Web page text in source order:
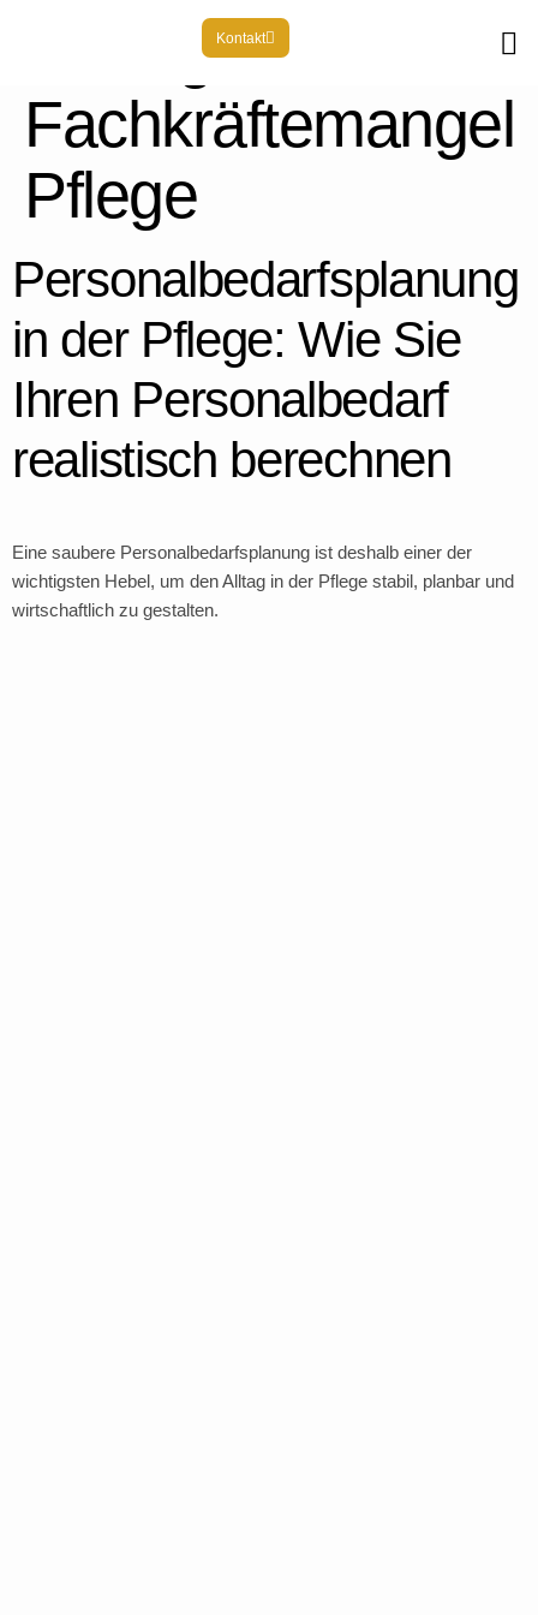
Kontakt
Schlagwort:
Fachkräftemangel
Pflege
Personalbedarfsplanung
in der Pflege: Wie Sie
Ihren Personalbedarf
realistisch berechnen
Eine saubere Personalbedarfsplanung ist deshalb einer der
wichtigsten Hebel, um den Alltag in der Pflege stabil, planbar und
wirtschaftlich zu gestalten.